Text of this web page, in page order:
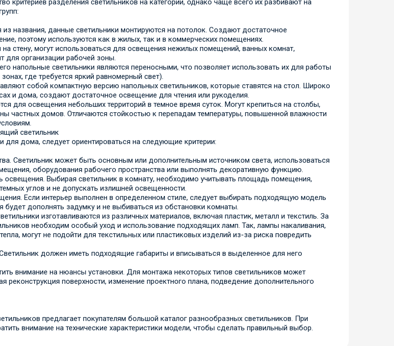
критериев разделения светильников на категории, однако чаще всего их разбивают на
названия, данные светильники монтируются на потолок. Создают достаточное
поэтому используются как в жилых, так и в коммерческих помещениях.
на стену, могут использоваться для освещения нежилых помещений, ванных комнат,
для организации рабочей зоны.
напольные светильники являются переносными, что позволяет использовать их для работы
где требуется яркий равномерный свет).
собой компактную версию напольных светильников, которые ставятся на стол. Широко
и дома, создают достаточное освещение для чтения или рукоделия.
для освещения небольших территорий в темное время суток. Могут крепиться на столбы,
частных домов. Отличаются стойкостью к перепадам температуры, повышенной влажности
светильник
для дома, следует ориентироваться на следующие критерии:
Светильник может быть основным или дополнительным источником света, использоваться
оборудования рабочего пространства или выполнять декоративную функцию.
освещения. Выбирая светильник в комнату, необходимо учитывать площадь помещения,
углов и не допускать излишней освещенности.
Если интерьер выполнен в определенном стиле, следует выбирать подходящую модель
будет дополнять задумку и не выбиваться из обстановки комнаты.
изготавливаются из различных материалов, включая пластик, металл и текстиль. За
необходим особый уход и использование подходящих ламп. Так, лампы накаливания,
могут не подойти для текстильных или пластиковых изделий из-за риска повредить
должен иметь подходящие габариты и вписываться в выделенное для него
внимание на нюансы установки. Для монтажа некоторых типов светильников может
реконструкция поверхности, изменение проектного плана, подведение дополнительного
предлагает покупателям большой каталог разнообразных светильников. При
внимание на технические характеристики модели, чтобы сделать правильный выбор.